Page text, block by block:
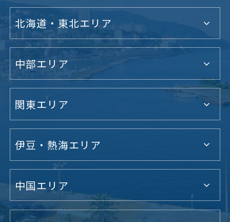
北海道・東北エリア
中部エリア
関東エリア
伊豆・熱海エリア
中国エリア